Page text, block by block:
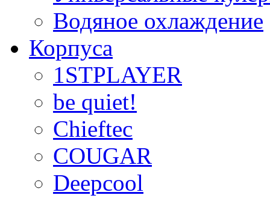
Водяное охлаждение
Корпуса
1STPLAYER
be quiet!
Chieftec
COUGAR
Deepcool